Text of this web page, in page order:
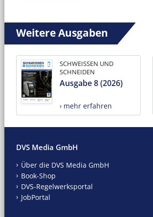
Weitere Ausgaben
SCHWEISSEN UND
SCHNEIDEN
Ausgabe 8 (2026)
› mehr erfahren
DVS Media GmbH
Über die DVS Media GmbH
Book-Shop
DVS-Regelwerksportal
JobPortal